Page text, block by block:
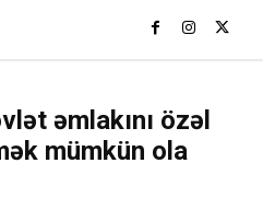
əmlakını özəl
mümkün ola